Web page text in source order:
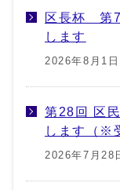
区長杯 第
します
2026年8月1日
第28回 区
します（※
2026年7月28